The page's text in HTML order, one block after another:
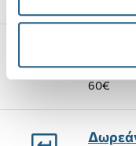
Δωρεάν
60€